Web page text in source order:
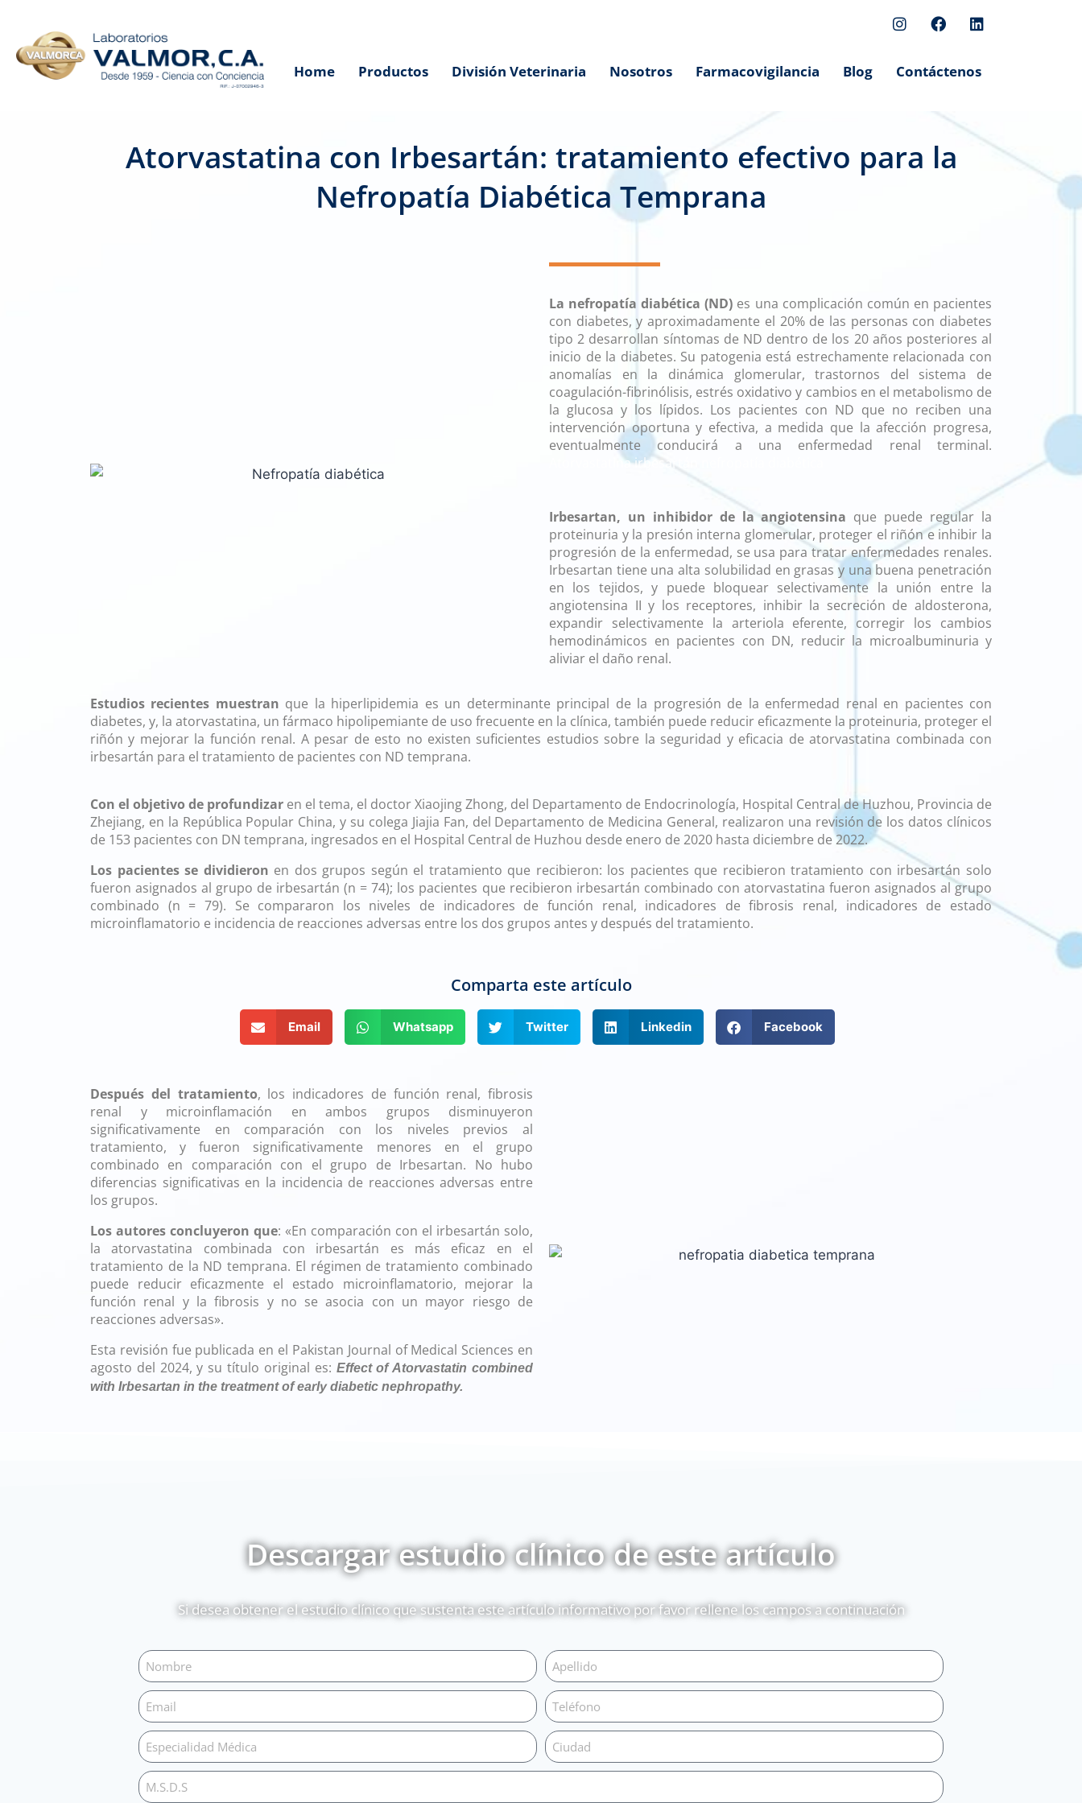
Home Productos División Veterinaria Nosotros Farmacovigilancia Blog Contáctenos
Atorvastatina con Irbesartán: tratamiento efectivo para la
Nefropatía Diabética Temprana
Atorvastatina irbesartán nefropatía
diabética
La nefropatía diabética (ND) es una complicación común en pacientes
con diabetes, y aproximadamente el 20% de las personas con diabetes
tipo 2 desarrollan síntomas de ND dentro de los 20 años posteriores al
inicio de la diabetes. Su patogenia está estrechamente relacionada con
anomalías en la dinámica glomerular, trastornos del sistema de
coagulación-fibrinólisis, estrés oxidativo y cambios en el metabolismo de
la glucosa y los lípidos. Los pacientes con ND que no reciben una
intervención oportuna y efectiva, a medida que la afección progresa,
eventualmente conducirá a una enfermedad renal terminal.
Atorvastatina irbesartán nefropatía diabética
Atorvastatina irbesartán nefropatía
diabética
Irbesartan, un inhibidor de la angiotensina que puede regular la
proteinuria y la presión interna glomerular, proteger el riñón e inhibir la
progresión de la enfermedad, se usa para tratar enfermedades renales.
Irbesartan tiene una alta solubilidad en grasas y una buena penetración
en los tejidos, y puede bloquear selectivamente la unión entre la
angiotensina II y los receptores, inhibir la secreción de aldosterona,
expandir selectivamente la arteriola eferente, corregir los cambios
hemodinámicos en pacientes con DN, reducir la microalbuminuria y
aliviar el daño renal.
Estudios recientes muestran que la hiperlipidemia es un determinante principal de la progresión de la enfermedad renal en pacientes con
diabetes, y, la atorvastatina, un fármaco hipolipemiante de uso frecuente en la clínica, también puede reducir eficazmente la proteinuria, proteger el
riñón y mejorar la función renal. A pesar de esto no existen suficientes estudios sobre la seguridad y eficacia de atorvastatina combinada con
irbesartán para el tratamiento de pacientes con ND temprana.
Atorvastatina irbesartán nefropatía diabética
Con el objetivo de profundizar en el tema, el doctor Xiaojing Zhong, del Departamento de Endocrinología, Hospital Central de Huzhou, Provincia de
Zhejiang, en la República Popular China, y su colega Jiajia Fan, del Departamento de Medicina General, realizaron una revisión de los datos clínicos
de 153 pacientes con DN temprana, ingresados en el Hospital Central de Huzhou desde enero de 2020 hasta diciembre de 2022.
Los pacientes se dividieron en dos grupos según el tratamiento que recibieron: los pacientes que recibieron tratamiento con irbesartán solo
fueron asignados al grupo de irbesartán (n = 74); los pacientes que recibieron irbesartán combinado con atorvastatina fueron asignados al grupo
combinado (n = 79). Se compararon los niveles de indicadores de función renal, indicadores de fibrosis renal, indicadores de estado
microinflamatorio e incidencia de reacciones adversas entre los dos grupos antes y después del tratamiento.
Comparta este artículo
Email Whatsapp Twitter Linkedin Facebook
Después del tratamiento, los indicadores de función renal, fibrosis
renal y microinflamación en ambos grupos disminuyeron
significativamente en comparación con los niveles previos al
tratamiento, y fueron significativamente menores en el grupo
combinado en comparación con el grupo de Irbesartan. No hubo
diferencias significativas en la incidencia de reacciones adversas entre
los grupos.
Los autores concluyeron que: «En comparación con el irbesartán solo,
la atorvastatina combinada con irbesartán es más eficaz en el
tratamiento de la ND temprana. El régimen de tratamiento combinado
puede reducir eficazmente el estado microinflamatorio, mejorar la
función renal y la fibrosis y no se asocia con un mayor riesgo de
reacciones adversas».
Esta revisión fue publicada en el Pakistan Journal of Medical Sciences en
agosto del 2024, y su título original es: Effect of Atorvastatin combined
with Irbesartan in the treatment of early diabetic nephropathy.
Descargar estudio clínico de este artículo
Si desea obtener el estudio clínico que sustenta este artículo informativo por favor rellene los campos a continuación